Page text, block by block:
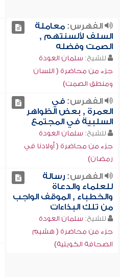
الفهرس:معاملة
السلف لألسنتهم ,
الصمت وفضله
للشيخ: سلمان العودة
جزء من محاضرة ( اللسان
ومنطق الصمت)
الفهرس:في
العمرة , بعض الظواهر
السلبية في المجتمع
للشيخ: سلمان العودة
جزء من محاضرة ( أولادنا في
رمضان)
الفهرس:رسالة
للعلماء والدعاة
والخطباء , الموقف الواجب
من تلك البذاءات
للشيخ: سلمان العودة
جزء من محاضرة ( هشيم
الصحافة الكويتية)